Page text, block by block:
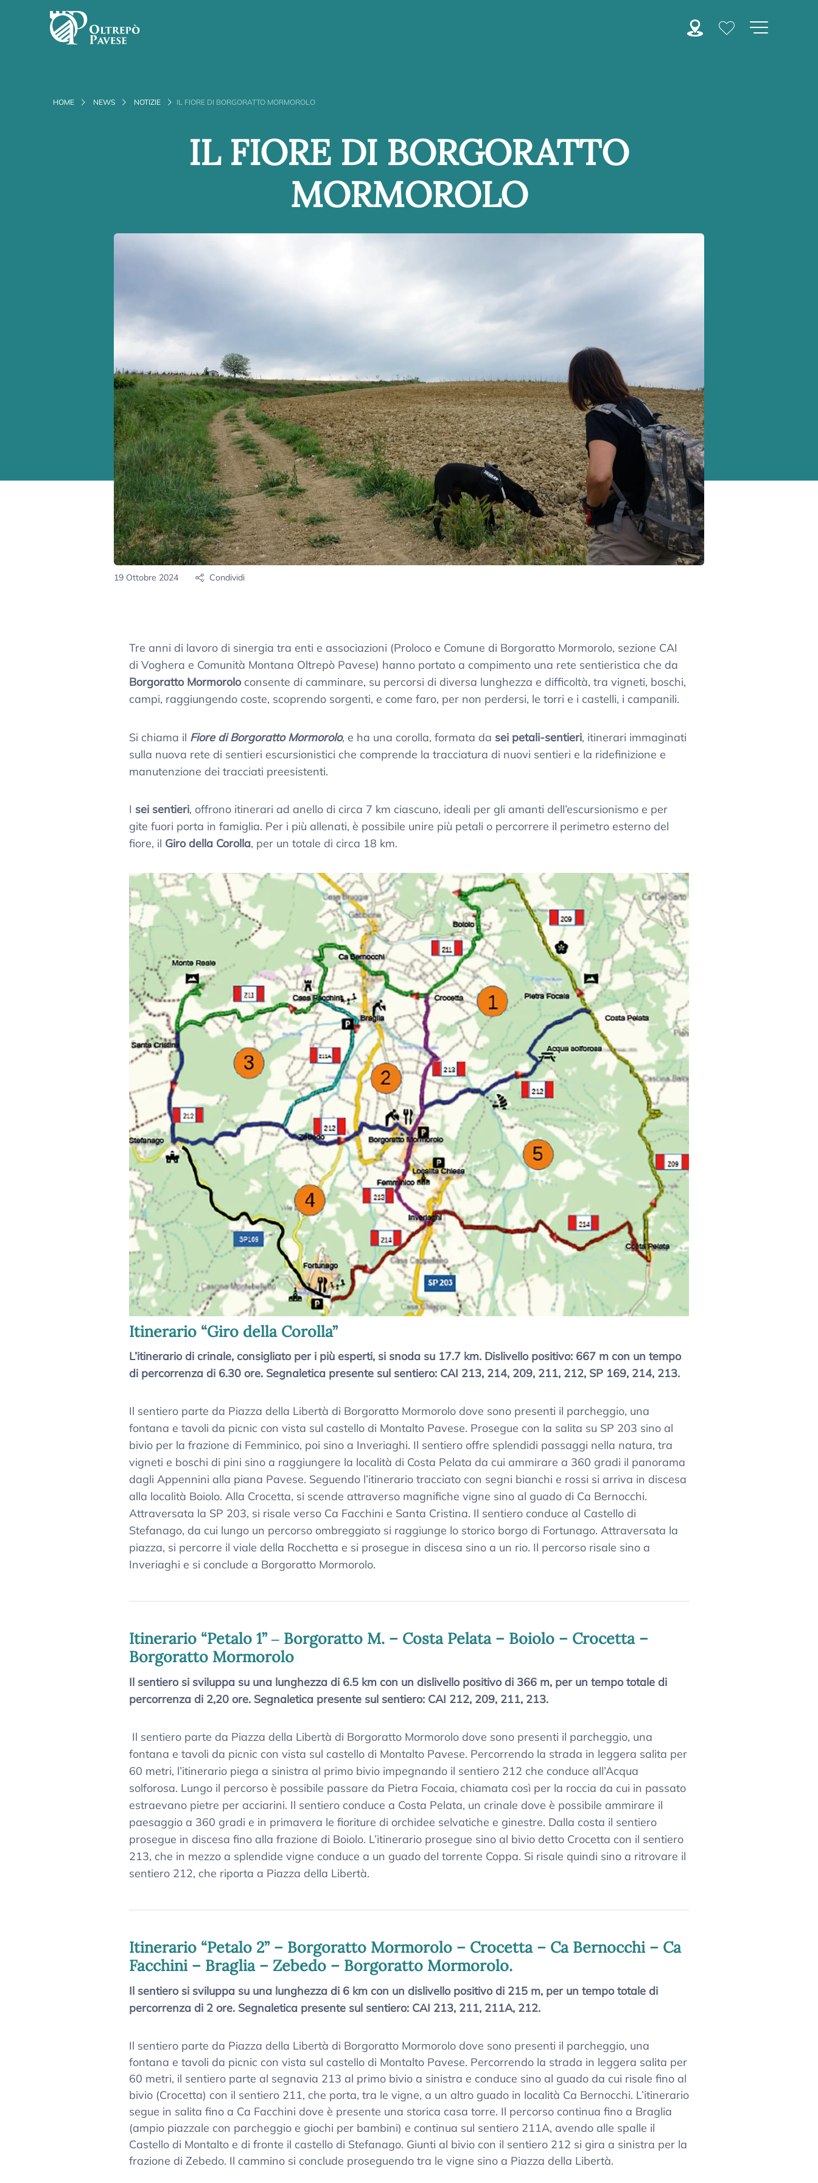
HOME NEWS NOTIZIE IL FIORE DI BORGORATTO MORMOROLO
IL FIORE DI BORGORATTO
MORMOROLO
19 Ottobre 2024 Condividi
Tre anni di lavoro di sinergia tra enti e associazioni (Proloco e Comune di Borgoratto Mormorolo, sezione CAI
di Voghera e Comunità Montana Oltrepò Pavese) hanno portato a compimento una rete sentieristica che da
Borgoratto Mormoroloconsente di camminare, su percorsi di diversa lunghezza e difficoltà, tra vigneti, boschi,
campi, raggiungendo coste, scoprendo sorgenti, e come faro, per non perdersi, le torri e i castelli, i campanili.
Si chiama il Fiore di Borgoratto Mormorolo, e ha una corolla, formata da sei petali-sentieri, itinerari immaginati
sulla nuova rete di sentieri escursionistici che comprende la tracciatura di nuovi sentieri e la ridefinizione e
manutenzione dei tracciati preesistenti.
I sei sentieri, offrono itinerari ad anello di circa 7 km ciascuno, ideali per gli amanti dell’escursionismo e per
gite fuori porta in famiglia. Per i più allenati, è possibile unire più petali o percorrere il perimetro esterno del
fiore, il Giro della Corolla, per un totale di circa 18 km.
Itinerario “Giro della Corolla”
L’itinerario di crinale, consigliato per i più esperti, si snoda su 17.7 km. Dislivello positivo: 667 m con un tempo
di percorrenza di 6.30 ore. Segnaletica presente sul sentiero: CAI 213, 214, 209, 211, 212, SP 169, 214, 213.
Il sentiero parte da Piazza della Libertà di Borgoratto Mormorolo dove sono presenti il parcheggio, una
fontana e tavoli da picnic con vista sul castello di Montalto Pavese. Prosegue con la salita su SP 203 sino al
bivio per la frazione di Femminico, poi sino a Inveriaghi. Il sentiero offre splendidi passaggi nella natura, tra
vigneti e boschi di pini sino a raggiungere la località di Costa Pelata da cui ammirare a 360 gradi il panorama
dagli Appennini alla piana Pavese. Seguendo l’itinerario tracciato con segni bianchi e rossi si arriva in discesa
alla località Boiolo. Alla Crocetta, si scende attraverso magnifiche vigne sino al guado di Ca Bernocchi.
Attraversata la SP 203, si risale verso Ca Facchini e Santa Cristina. Il sentiero conduce al Castello di
Stefanago, da cui lungo un percorso ombreggiato si raggiunge lo storico borgo di Fortunago. Attraversata la
piazza, si percorre il viale della Rocchetta e si prosegue in discesa sino a un rio. Il percorso risale sino a
Inveriaghi e si conclude a Borgoratto Mormorolo.
Itinerario “Petalo 1” ‒ Borgoratto M. – Costa Pelata – Boiolo – Crocetta –
Borgoratto Mormorolo
Il sentiero si sviluppa su una lunghezza di 6.5 km con un dislivello positivo di 366 m, per un tempo totale di
percorrenza di 2,20 ore. Segnaletica presente sul sentiero: CAI 212, 209, 211, 213.
Il sentiero parte da Piazza della Libertà di Borgoratto Mormorolo dove sono presenti il parcheggio, una
fontana e tavoli da picnic con vista sul castello di Montalto Pavese. Percorrendo la strada in leggera salita per
60 metri, l’itinerario piega a sinistra al primo bivio impegnando il sentiero 212 che conduce all’Acqua
solforosa. Lungo il percorso è possibile passare da Pietra Focaia, chiamata così per la roccia da cui in passato
estraevano pietre per acciarini. Il sentiero conduce a Costa Pelata, un crinale dove è possibile ammirare il
paesaggio a 360 gradi e in primavera le fioriture di orchidee selvatiche e ginestre. Dalla costa il sentiero
prosegue in discesa fino alla frazione di Boiolo. L’itinerario prosegue sino al bivio detto Crocetta con il sentiero
213, che in mezzo a splendide vigne conduce a un guado del torrente Coppa. Si risale quindi sino a ritrovare il
sentiero 212, che riporta a Piazza della Libertà.
Itinerario “Petalo 2” – Borgoratto Mormorolo – Crocetta – Ca Bernocchi – Ca
Facchini – Braglia – Zebedo – Borgoratto Mormorolo.
Il sentiero si sviluppa su una lunghezza di 6 km con un dislivello positivo di 215 m, per un tempo totale di
percorrenza di 2 ore. Segnaletica presente sul sentiero: CAI 213, 211, 211A, 212.
Il sentiero parte da Piazza della Libertà di Borgoratto Mormorolo dove sono presenti il parcheggio, una
fontana e tavoli da picnic con vista sul castello di Montalto Pavese. Percorrendo la strada in leggera salita per
60 metri, il sentiero parte al segnavia 213 al primo bivio a sinistra e conduce sino al guado da cui risale fino al
bivio (Crocetta) con il sentiero 211, che porta, tra le vigne, a un altro guado in località Ca Bernocchi. L’itinerario
segue in salita fino a Ca Facchini dove è presente una storica casa torre. Il percorso continua fino a Braglia
(ampio piazzale con parcheggio e giochi per bambini) e continua sul sentiero 211A, avendo alle spalle il
Castello di Montalto e di fronte il castello di Stefanago. Giunti al bivio con il sentiero 212 si gira a sinistra per la
frazione di Zebedo. Il cammino si conclude proseguendo tra le vigne sino a Piazza della Libertà.